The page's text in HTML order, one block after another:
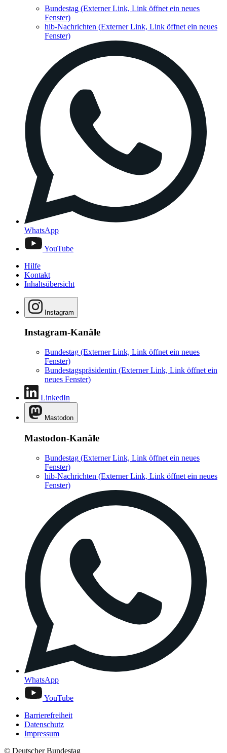
Bundestag (Externer Link, Link öffnet ein neues
Fenster)
hib-Nachrichten (Externer Link, Link öffnet ein neues
Fenster)
WhatsApp
YouTube
Hilfe
Kontakt
Inhaltsübersicht
Instagram
Instagram-Kanäle
Bundestag (Externer Link, Link öffnet ein neues
Fenster)
Bundestagspräsidentin (Externer Link, Link öffnet ein
neues Fenster)
LinkedIn
Mastodon
Mastodon-Kanäle
Bundestag (Externer Link, Link öffnet ein neues
Fenster)
hib-Nachrichten (Externer Link, Link öffnet ein neues
Fenster)
WhatsApp
YouTube
Barrierefreiheit
Datenschutz
Impressum
© Deutscher Bundestag